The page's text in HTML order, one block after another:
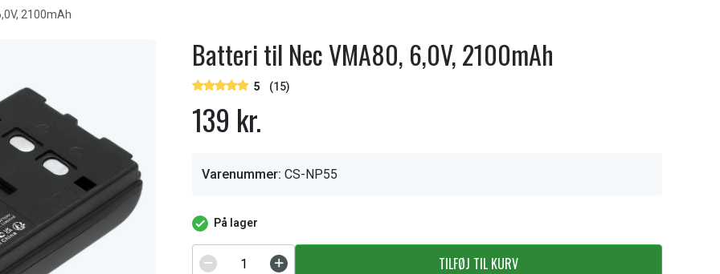
2100mAh
Batteri til Nec VMA80, 6,0V, 2100mAh
5 (15)
139 kr.
Varenummer: CS-NP55
På lager
TILFØJ TIL KURV